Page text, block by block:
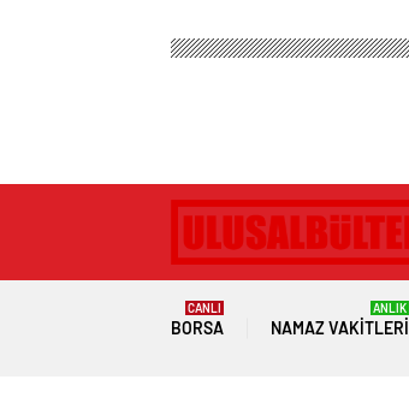
BORSA
CANLI
NAMAZ VAKITLERI
ANLIK